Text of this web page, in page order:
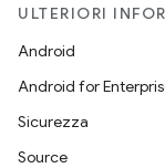
ULTERIORI
Android
Android for
Sicurezza
Source